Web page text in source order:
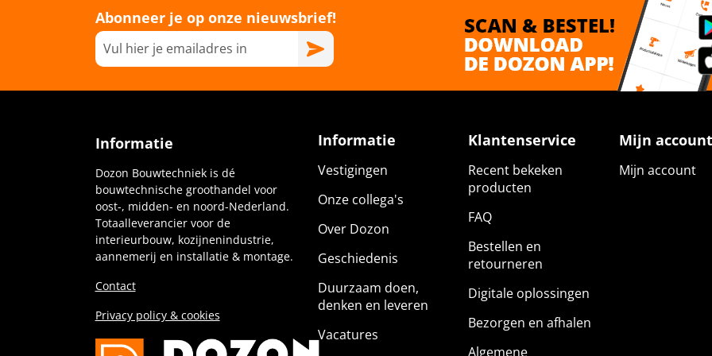
Abonneer je op onze nieuwsbrief!
Informatie
Dozon Bouwtechniek is dé
bouwtechnische groothandel voor
oost-, midden- en noord-Nederland.
Totaalleverancier voor de
interieurbouw, kozijnenindustrie,
aannemerij en installatie & montage.
Contact
Privacy policy & cookies
Informatie
Vestigingen
Onze collega's
Over Dozon
Geschiedenis
Duurzaam doen,
denken en leveren
Vacatures
Klantenservice
Recent bekeken
producten
FAQ
Bestellen en
retourneren
Digitale oplossingen
Bezorgen en afhalen
Algemene
Mijn account
Mijn account